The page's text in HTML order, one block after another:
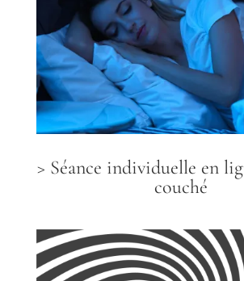
> Séance individuelle en
couché